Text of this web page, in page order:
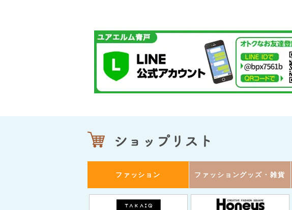
ファッション ファッショングッズ・雑貨